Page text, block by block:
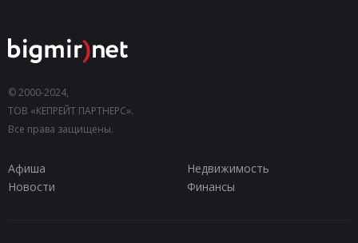
© 2000-2024,
ТОВ «КЕПРЕЙТ ПАРТНЕРС».
Все права защищены.
Афиша
Недвижимость
Новости
Финансы